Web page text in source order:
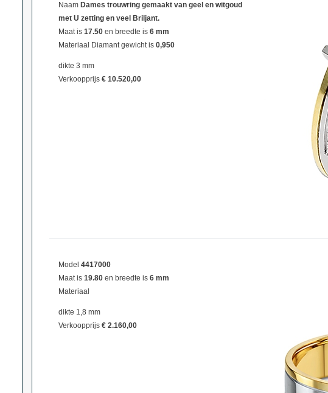
Naam Dames trouwring gemaakt van geel en witgoud
met U zetting en veel Briljant.
Maat is 17.50 en breedte is 6 mm
Materiaal Diamant gewicht is 0,950
dikte 3 mm
Verkoopprijs € 10.520,00
Model 4417000
Maat is 19.80 en breedte is 6 mm
Materiaal
dikte 1,8 mm
Verkoopprijs € 2.160,00